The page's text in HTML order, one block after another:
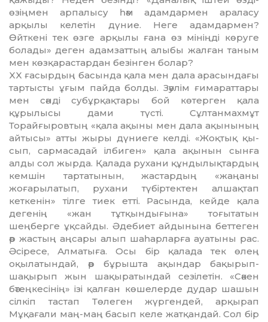
өзіңмен арпалысу һәм адамдармен араласу
арқылы келетін дүние. Неге адамдармен?
Өйткені тек өзге арқылы ғана өз мініңді көруге
болады» деген адам­зат­тың алыбы жалған таным
мен көзқарастардан безінген болар?
XX ғасырдың басында қала мен дала арасындағы
тартысты ұғым пайда болды. Зәулім ғимараттары
мен сәнді субұрқақтары бой көтерген қала
құрылысы дами түсті. Сұлтан­махмұт
Торайғыровтың «қала ақыны мен дала ақынының
айтысы» атты жыры дүниеге келді. «Жоқтық қы­
сып, сармасадай ілбиген» қала ақы­нын сынға
алды сол жырда. Қалада рухани құндылықтардың
кемшін тартатынын, жастардың «жаңаны
жоғарылатып, рухани түбіртектен алшақтап
кеткенін» тілге тиек етті. Расында, кейде қала
дегенің «жан тұтқындығына» тоғытатын
шеңберге ұқсайды. Әдебиет айдынына беттеген
әр жастың аңсары алып шаһарларға ауатыны рас.
Әсіресе, Алматыға. Осы бір қалада тек өлең
оқылатындай, әр бұрышта ақындар бақырып-
шақырып жын шақыра­тындай сезілетін. «Сәкен
бәтеңке­сі­нің» ізі қалған көшелерде дудар ша­шын
сілкіп тастап Төлеген жүр­ген­дей, арқырап
Мұқағали маң-маң басып келе жатқандай. Сол бір